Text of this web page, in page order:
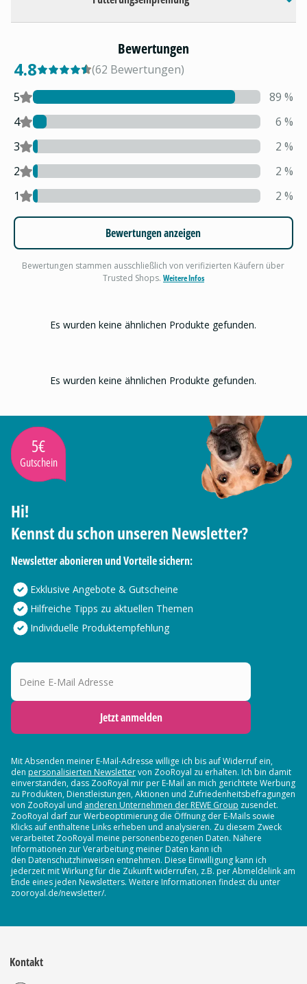
Bewertungen
4.8 (62 Bewertungen)
5
89 %
4
6 %
3
2 %
2
2 %
1
2 %
Bewertungen anzeigen
Bewertungen stammen ausschließlich von verifizierten Käufern über
Trusted Shops. Weitere Infos
Es wurden keine ähnlichen Produkte gefunden.
Es wurden keine ähnlichen Produkte gefunden.
5€
Gutschein
Hi!
Kennst du schon unseren Newsletter?
Newsletter abonieren und Vorteile sichern:
Exklusive Angebote & Gutscheine
Hilfreiche Tipps zu aktuellen Themen
Individuelle Produktempfehlung
Deine E-Mail Adresse
Jetzt anmelden
Mit Absenden meiner E-Mail-Adresse willige ich bis auf Widerruf ein,
den personalisierten Newslettervon ZooRoyal zu erhalten. Ich bin damit
einverstanden, dass ZooRoyal mir per E-Mail an mich gerichtete Werbung
zu Produkten, Dienstleistungen, Aktionen und Zufriedenheitsbefragungen
von ZooRoyal und anderen Unternehmen der REWE Group zusendet.
ZooRoyal darf zur Werbeoptimierung die Öffnung der E-Mails sowie
Klicks auf enthaltene Links erheben und analysieren. Zu diesem Zweck
verarbeitet ZooRoyal meine personenbezogenen Daten. Nähere
Informationen zur Verarbeitung meiner Daten kann ich
den Datenschutzhinweisen entnehmen. Diese Einwilligung kann ich
jederzeit mit Wirkung für die Zukunft widerrufen, z.B. per Abmeldelink am
Ende eines jeden Newsletters. Weitere Informationen findest du unter
zooroyal.de/newsletter/.
Kontakt